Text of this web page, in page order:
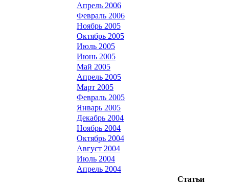
Апрель 2006
Февраль 2006
Ноябрь 2005
Октябрь 2005
Июль 2005
Июнь 2005
Май 2005
Апрель 2005
Март 2005
Февраль 2005
Январь 2005
Декабрь 2004
Ноябрь 2004
Октябрь 2004
Август 2004
Июль 2004
Апрель 2004
Статьи